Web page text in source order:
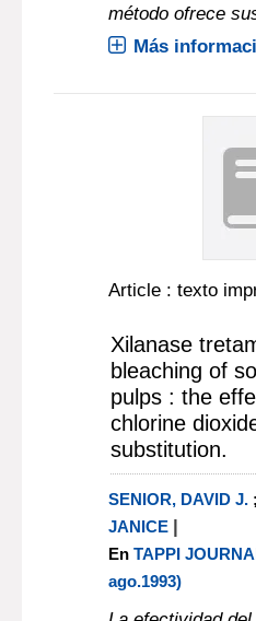
método ofrece
Más
Article : texto
Xilanase
bleaching of
pulps : the
chlorine
substitution.
SENIOR, DAVID J.;
JANICE |
En TAPPI
ago.1993)